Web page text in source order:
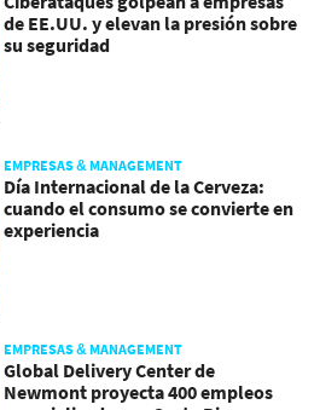
de EE.UU. y elevan la presión sobre
su seguridad
EMPRESAS & MANAGEMENT
Día Internacional de la Cerveza:
cuando el consumo se convierte en
experiencia
EMPRESAS & MANAGEMENT
Global Delivery Center de
Newmont proyecta 400 empleos